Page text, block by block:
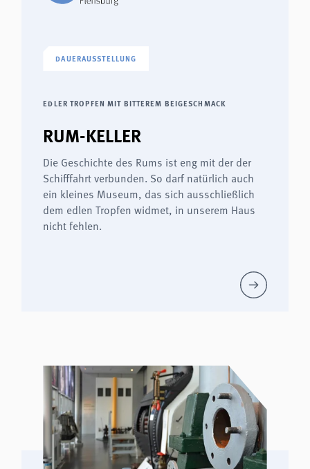
DAUERAUSSTELLUNG
EDLER TROPFEN MIT BITTEREM BEIGESCHMACK
RUM-KELLER
Die Geschichte des Rums ist eng mit der der
Schifffahrt verbunden. So darf natürlich auch
ein kleines Museum, das sich ausschließlich
dem edlen Tropfen widmet, in unserem Haus
nicht fehlen.